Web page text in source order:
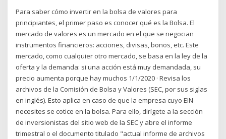
Para saber cómo invertir en la bolsa de valores para
principiantes, el primer paso es conocer qué es la Bolsa. El
mercado de valores es un mercado en el que se negocian
instrumentos financieros: acciones, divisas, bonos, etc. Este
mercado, como cualquier otro mercado, se basa en la ley de la
oferta y la demanda: si una acción está muy demandada, su
precio aumenta porque hay muchos 1/1/2020 · Revisa los
archivos de la Comisión de Bolsa y Valores (SEC, por sus siglas
en inglés). Esto aplica en caso de que la empresa cuyo EIN
necesites se cotice en la bolsa. Para ello, dirígete a la sección
de inversionistas del sitio web de la SEC y abre el informe
trimestral o el documento titulado "actual informe de archivos